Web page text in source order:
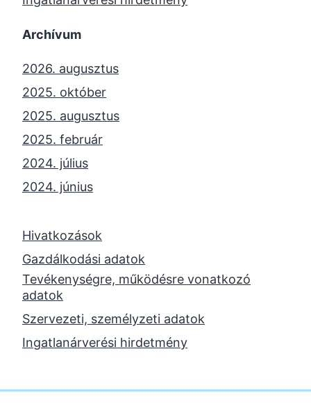
Archívum
2026. augusztus
2025. október
2025. augusztus
2025. február
2024. július
2024. június
2024. április
2023. november
2023. október
2023. szeptember
2023. június
2023. február
Hivatkozások
Gazdálkodási adatok
Tevékenységre, működésre vonatkozó
adatok
Szervezeti, személyzeti adatok
Ingatlanárverési hirdetmény